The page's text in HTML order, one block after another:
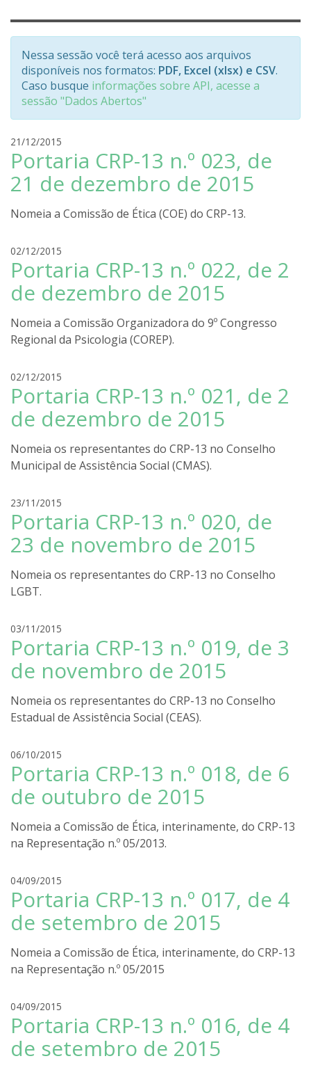
Nessa sessão você terá acesso aos arquivos
disponíveis nos formatos: PDF, Excel (xlsx) e CSV.
Caso busque informações sobre API, acesse a
sessão "Dados Abertos"
21/12/2015
o
d
r
g
r
a
Portaria CRP-13 n.º 023, de
21 de dezembro de 2015
Nomeia a Comissão de Ética (COE) do CRP-13.
02/12/2015
o
d
r
g
o
a
Portaria CRP-13 n.º 022, de 2
de dezembro de 2015
Nomeia a Comissão Organizadora do 9º Congresso
Regional da Psicologia (COREP).
02/12/2015
o
d
r
g
o
a
Portaria CRP-13 n.º 021, de 2
de dezembro de 2015
Nomeia os representantes do CRP-13 no Conselho
Municipal de Assistência Social (CMAS).
23/11/2015
o
d
r
g
a
Portaria CRP-13 n.º 020, de
23 de novembro de 2015
Nomeia os representantes do CRP-13 no Conselho
LGBT.
03/11/2015
o
d
r
g
o
a
Portaria CRP-13 n.º 019, de 3
de novembro de 2015
Nomeia os representantes do CRP-13 no Conselho
Estadual de Assistência Social (CEAS).
06/10/2015
o
d
r
g
o
a
Portaria CRP-13 n.º 018, de 6
de outubro de 2015
Nomeia a Comissão de Ética, interinamente, do CRP-13
na Representação n.º 05/2013.
04/09/2015
o
d
r
g
o
a
Portaria CRP-13 n.º 017, de 4
de setembro de 2015
Nomeia a Comissão de Ética, interinamente, do CRP-13
na Representação n.º 05/2015
04/09/2015
o
d
r
Portaria CRP-13 n.º 016, de 4
de setembro de 2015